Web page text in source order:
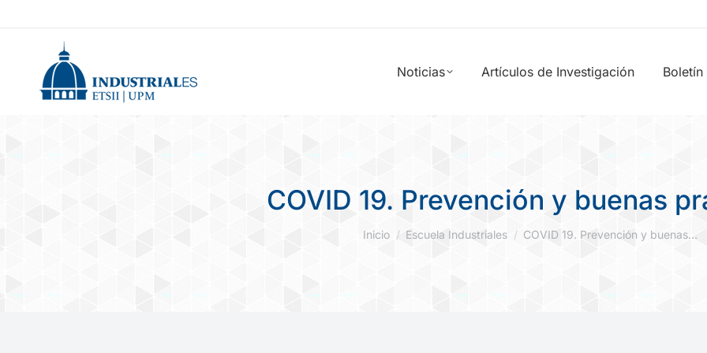
Noticias Artículos de Investigación Boletín
COVID 19. Prevención y buenas
Estás aquí:
Inicio Escuela Industriales COVID 19. Prevención y buenas…